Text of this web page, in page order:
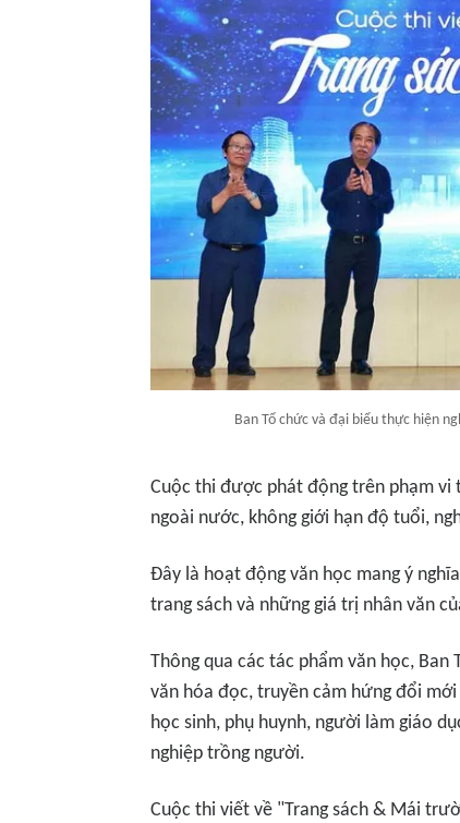
Ban Tổ chức và đại biểu thực hiện
Cuộc thi được phát động trên phạm vi
ngoài nước, không giới hạn độ tuổi,
Đây là hoạt động văn học mang ý nghĩa
trang sách và những giá trị nhân văn
Thông qua các tác phẩm văn học,
văn hóa đọc, truyền cảm hứng đổi
học sinh, phụ huynh, người làm giáo
nghiệp trồng người.
Cuộc thi viết về "Trang sách & Mái